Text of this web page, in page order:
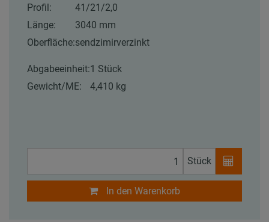
Profil:
41/21/2,0
Länge:
3040 mm
Oberfläche:sendzimirverzinkt
Abgabeeinheit:1 Stück
Gewicht/ME:
4,410 kg
Stück
In den Warenkorb